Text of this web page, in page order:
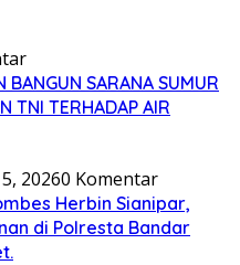
SARANA SUMUR
TNI TERHADAP AIR
20260 Komentar
Herbin Sianipar,
di Polresta Bandar